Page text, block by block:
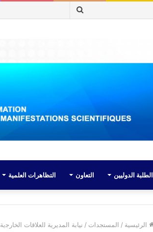
بحث
الطلبة الدوليين التعاون التظاهرات العلمية
الرئيسية / المستجدات / نيابة المديرية ﻟلعلاقات